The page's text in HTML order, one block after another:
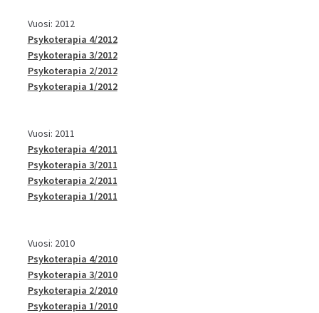
Vuosi: 2012
Psykoterapia 4/2012
Psykoterapia 3/2012
Psykoterapia 2/2012
Psykoterapia 1/2012
Vuosi: 2011
Psykoterapia 4/2011
Psykoterapia 3/2011
Psykoterapia 2/2011
Psykoterapia 1/2011
Vuosi: 2010
Psykoterapia 4/2010
Psykoterapia 3/2010
Psykoterapia 2/2010
Psykoterapia 1/2010